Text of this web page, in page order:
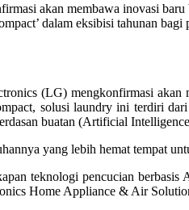
akan membawa inovasi baru
dalam eksibisi tahunan
(LG) mengkonfirmasi akan
solusi laundry ini terdiri dari
buatan (Artificial
yang lebih hemat tempat
teknologi pencucian
Home Appliance & Air